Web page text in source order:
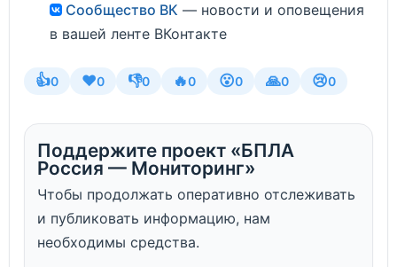
Сообщество ВК — новости и оповещения
в вашей ленте ВКонтакте
👍0 ❤️0 👎0 🔥0 😮0 🙏0 😢0
Поддержите проект «БПЛА
Россия — Мониторинг»
Чтобы продолжать оперативно отслеживать
и публиковать информацию, нам
необходимы средства.